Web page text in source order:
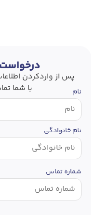
پس از وارد‌کردن
با شما
نام
نام خانوادگی
شماره تماس